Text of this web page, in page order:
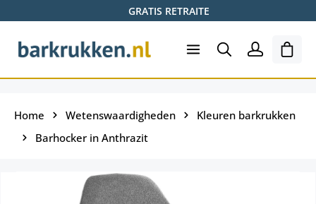
GRATIS RETRAITE
Home Wetenswaardigheden
Kleuren barkrukken
Barhocker in Anthrazit